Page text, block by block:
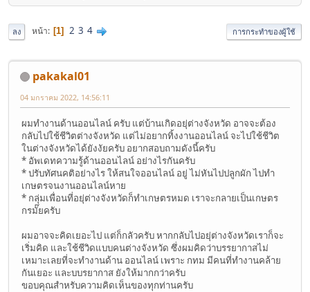
ลง หน้า 1 2 3 4 การกระทำของผู้ใช้
pakakal01
04 มกราคม 2022, 14:56:11
ผมทำงานด้านออนไลน์ ครับ แต่บ้านเกิดอยุ่ต่างจังหวัด อาจจะต้อง
กลับไปใช้ชีวิตต่างจังหวัด แต่ไม่อยากทิ้งงานออนไลน์ จะไปใช้ชีวิต
ในต่างจังหวัดได้ยังงัยครับ อยากสอบถามดังนี้ครับ
* อัพเดทความรู้ด้านออนไลน์ อย่างไรกันครับ
* ปรับทัศนคติอย่างไร ให้สนใจออนไลน์ อยู่ ไม่หันไปปลูกผัก ไปทำ
เกษตรจนงานออนไลน์หาย
* กลุ่มเพื่อนที่อยุ่ต่างจังหวัดก็ทำเกษตรหมด เราจะกลายเป็นเกษตร
กรมั๊ยครับ
ผมอาจจะคิดเยอะไป แต่ก็กลัวครับ หากกลับไปอยุ่ต่างจังหวัดเราก็จะ
เริ่มคิด และใช้ชีวิดแบบคนต่างจังหวัด ซึ่งผมคิดว่าบรรยากาสไม่
เหมาะเลยที่จะทำงานด้าน ออนไลน์ เพราะ กทม มีคนที่ทำงานคล้าย
กันเยอะ และบบรยากาส ยังให้มากกว่าครับ
ขอบคุณสำหรับความคิดเห็นของทุกท่านครับ